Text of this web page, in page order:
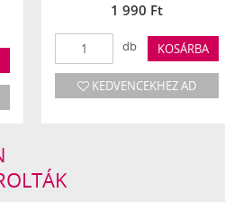
1 990 Ft
db KOSÁRBA
KEDVENCEKHEZ AD